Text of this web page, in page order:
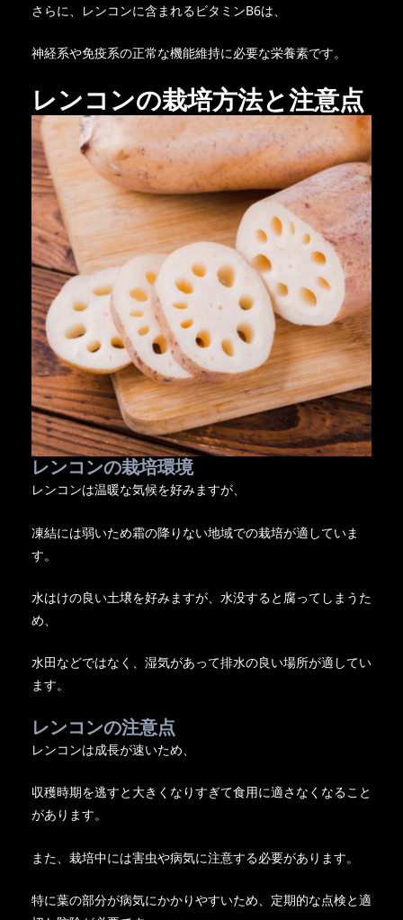
さらに、レンコンに含まれるビタミンB6は、
神経系や免疫系の正常な機能維持に必要な栄養素です。
レンコンの栽培方法と注意点
レンコンの栽培環境
レンコンは温暖な気候を好みますが、
凍結には弱いため霜の降りない地域での栽培が適していま
す。
水はけの良い土壌を好みますが、水没すると腐ってしまうた
め、
水田などではなく、湿気があって排水の良い場所が適してい
ます。
レンコンの注意点
レンコンは成長が速いため、
収穫時期を逃すと大きくなりすぎて食用に適さなくなること
があります。
また、栽培中には害虫や病気に注意する必要があります。
特に葉の部分が病気にかかりやすいため、定期的な点検と適